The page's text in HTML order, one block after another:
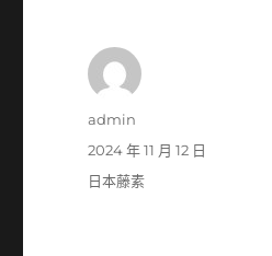
作
admin
發
佈
2024 年 11 月 12 日
分
日本藤素